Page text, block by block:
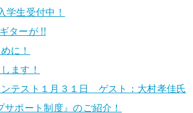
学生受付中！
ターが !!
に！
ます！
ンテスト１月３１日 ゲスト：大村孝佳氏
ポート制度』のご紹介！